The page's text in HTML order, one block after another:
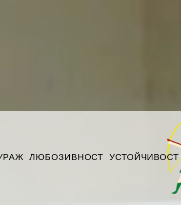
ЛЮБОЗИВНОСТ УСТОЙЧИВОСТ